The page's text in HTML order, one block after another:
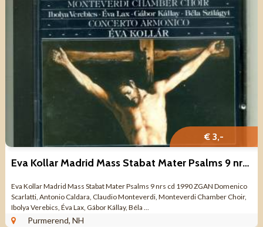
€ 3,-
Eva Kollar Madrid Mass Stabat Mater Psalms 9 nrs cd 1990 ZGAN
Eva Kollar ‎Madrid Mass Stabat Mater Psalms 9 nrs cd 1990 ZGAN Domenico
Scarlatti, Antonio Caldara, Claudio Monteverdi, Monteverdi Chamber Choir,
Ibolya Verebics, Éva Lax, Gábor Kállay, Béla ...
Purmerend, NH